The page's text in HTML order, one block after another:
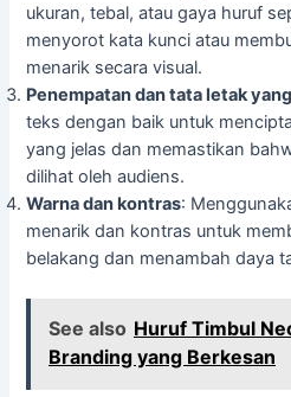
ukuran, tebal, atau gaya huruf
menyorot kata kunci atau
menarik secara visual.
Penempatan dan tata letak
teks dengan baik untuk
yang jelas dan memastikan
dilihat oleh audiens.
Warna dan kontras:
menarik dan kontras untuk
belakang dan menambah daya
See also Huruf Timbul
Branding yang Berkesan